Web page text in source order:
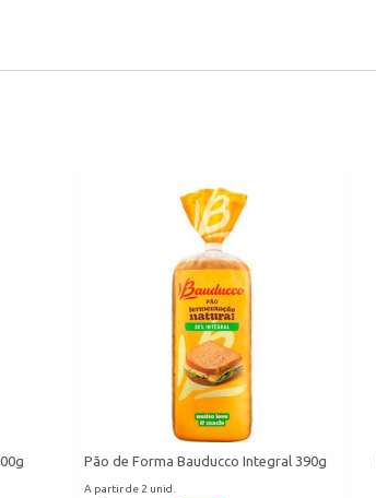
Pão de Forma Bauducco Integral 390g
A partir de 2 unid.